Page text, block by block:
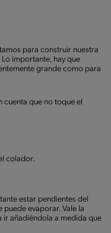
para construir nuestra
importante, hay que
grande como para
cuenta que no toque el
colador.
estar pendientes del
evaporar. Vale la
ir añadiéndola a medida que